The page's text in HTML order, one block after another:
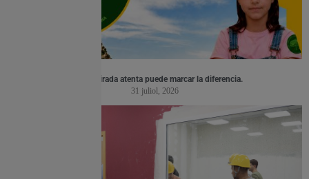
👀 Una mirada atenta puede marcar la diferencia.
31 juliol, 2026